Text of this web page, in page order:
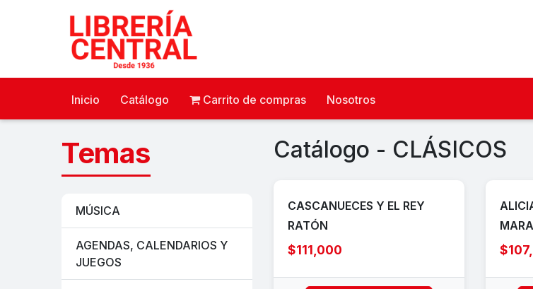
Inicio Catálogo Carrito de compras Nosotros
Temas
MÚSICA
AGENDAS, CALENDARIOS Y
JUEGOS
Catálogo - CLÁSICOS
CASCANUECES Y EL REY
RATÓN
$111,000